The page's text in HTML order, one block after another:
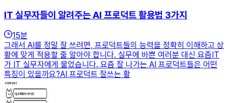
IT 실무자들이 알려주는 AI 프로덕트 활용법 3가지
15분
그래서 AI를 정말 잘 쓰려면, 프로덕트들의 능력을 정확히 이해하고 상
황에 맞게 적용할 줄 알아야 합니다. 실무에 바쁜 여러분 대신 요즘IT
가 IT 실무자에게 물었습니다. 요즘 잘 나가는 AI 프로덕트들은 어떤
특징이 있을까요?AI 프로덕트 잘쓰는 활